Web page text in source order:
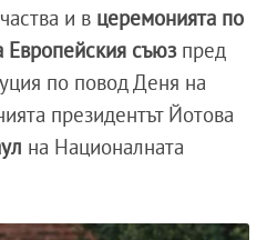
и в церемонията по
Европейския съюзпред
по повод Деня на
президентът Йотова
на Националната